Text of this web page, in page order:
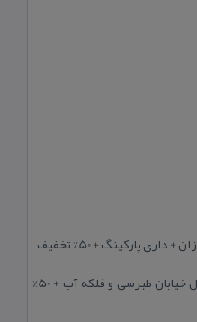
پارکینگ + 50% تخفیف
لیست هتل آپارتمان های مشهد در هتل خیابان طبرسی و فلکه آب + 50%